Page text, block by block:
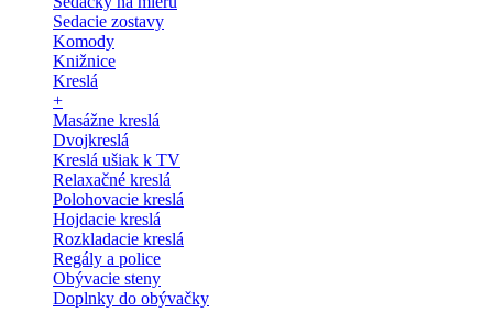
Sedacie zostavy
Komody
Knižnice
Kreslá
+
Masážne kreslá
Dvojkreslá
Kreslá ušiak k TV
Relaxačné kreslá
Polohovacie kreslá
Hojdacie kreslá
Rozkladacie kreslá
Regály a police
Obývacie steny
Doplnky do obývačky